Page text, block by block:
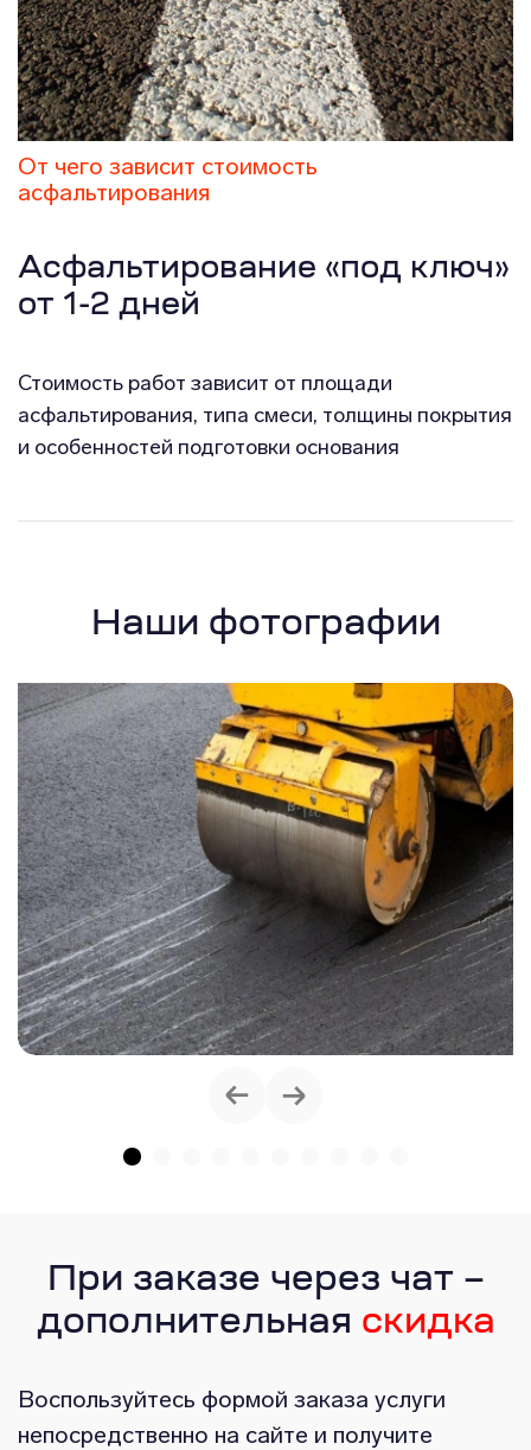
От чего зависит стоимость
асфальтирования
Асфальтирование «под ключ»
от 1-2 дней
Стоимость работ зависит от площади
асфальтирования, типа смеси, толщины покрытия
и особенностей подготовки основания
Наши фотографии
При заказе через чат –
дополнительная скидка
Воспользуйтесь формой заказа услуги
непосредственно на сайте и получите